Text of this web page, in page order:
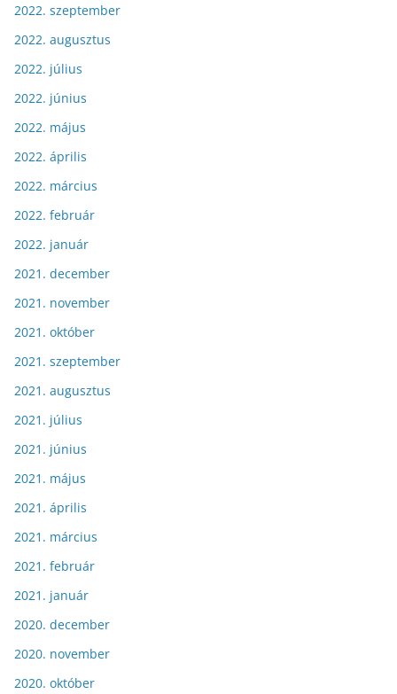
2022. szeptember
2022. augusztus
2022. július
2022. június
2022. május
2022. április
2022. március
2022. február
2022. január
2021. december
2021. november
2021. október
2021. szeptember
2021. augusztus
2021. július
2021. június
2021. május
2021. április
2021. március
2021. február
2021. január
2020. december
2020. november
2020. október